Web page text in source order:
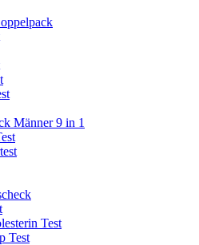
Männer 9 in 1
Test
Test